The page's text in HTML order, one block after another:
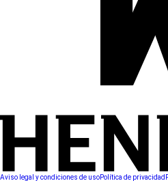
Aviso legal y condiciones de usoPolítica de privacidad